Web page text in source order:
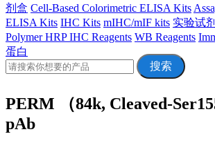
剂盒 Cell-Based Colorimetric ELISA Kits
ELISA Kits IHC Kits mIHC/mIF kits 实验试剂
Polymer HRP IHC Reagents WB Reagents
蛋白
搜索
PERM （84k, Cleaved-
pAb